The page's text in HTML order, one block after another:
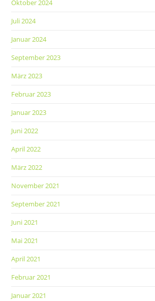
Oktober 2024
Juli 2024
Januar 2024
September 2023
März 2023
Februar 2023
Januar 2023
Juni 2022
April 2022
März 2022
November 2021
September 2021
Juni 2021
Mai 2021
April 2021
Februar 2021
Januar 2021